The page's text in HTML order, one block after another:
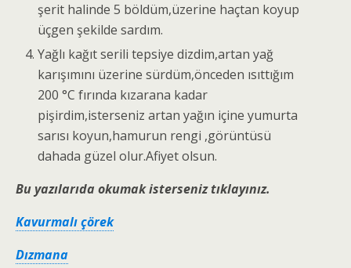
şerit halinde 5 böldüm,üzerine haçtan koyup
üçgen şekilde sardım.
Yağlı kağıt serili tepsiye dizdim,artan yağ
karışımını üzerine sürdüm,önceden ısıttığım
200 °C fırında kızarana kadar
pişirdim,isterseniz artan yağın içine yumurta
sarısı koyun,hamurun rengi ,görüntüsü
dahada güzel olur.Afiyet olsun.
Bu yazılarıda okumak isterseniz tıklayınız.
Kavurmalı çörek
Dızmana